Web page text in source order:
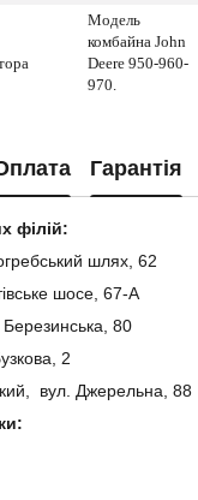
Модель
комбайна John
Deere 950-960-
970.
Гарантія
філій:
шлях, 62
шосе, 67-А
80
2
вул. Джерельна, 88